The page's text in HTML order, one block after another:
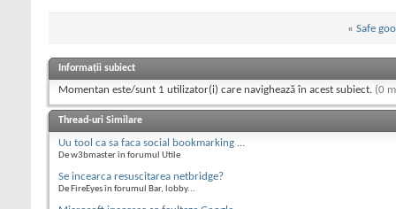
« Safe
Informații subiect
Momentan este/sunt 1 utilizator(i) care navighează în acest subiect. (0
Thread-uri Similare
Uu tool ca sa faca social bookmarking ...
De w3bmaster în forumul Utile
Se incearca resuscitarea netbridge?
De FireEyes în forumul Bar, lobby...